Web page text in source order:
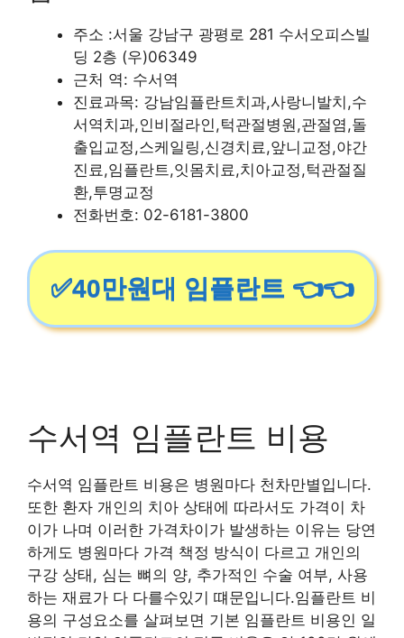
주소 :서울 강남구 광평로 281 수서오피스빌
딩 2층 (우)06349
근처 역: 수서역
진료과목: 강남임플란트치과,사랑니발치,수
서역치과,인비절라인,턱관절병원,관절염,돌
출입교정,스케일링,신경치료,앞니교정,야간
진료,임플란트,잇몸치료,치아교정,턱관절질
환,투명교정
전화번호: 02-6181-3800
✅40만원대 임플란트 👈👈
수서역 임플란트 비용
수서역 임플란트 비용은 병원마다 천차만별입니다.
또한 환자 개인의 치아 상태에 따라서도 가격이 차
이가 나며 이러한 가격차이가 발생하는 이유는 당연
하게도 병원마다 가격 책정 방식이 다르고 개인의
구강 상태, 심는 뼈의 양, 추가적인 수술 여부, 사용
하는 재료가 다 다를수있기 떄문입니다.임플란트 비
용의 구성요소를 살펴보면 기본 임플란트 비용인 일